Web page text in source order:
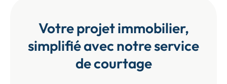
Votre projet immobilier,
simplifié avec notre service
de courtage